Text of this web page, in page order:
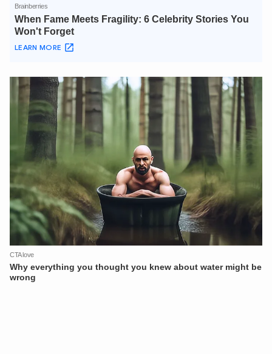
XIN CHÀO,
TÔI LÀ CHATBOT CỦA
Hãy hỏi tôi bất kỳ điều gì bạn cần biết về